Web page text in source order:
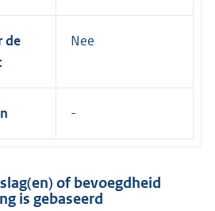
de
Nee
of bevoegdheid
is gebaseerd